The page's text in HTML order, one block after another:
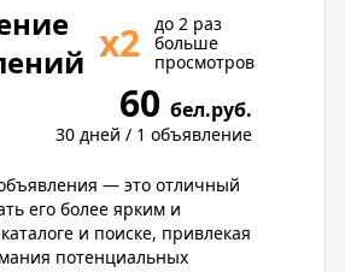
х2
до 2 раз
больше
просмотров
60 бел.руб.
30 дней / 1 объявление
— это отличный
его более ярким и
и поиске, привлекая
потенциальных